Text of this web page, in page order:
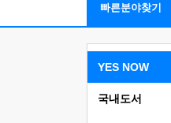
빠른분야찾기
YES NOW
국내도서